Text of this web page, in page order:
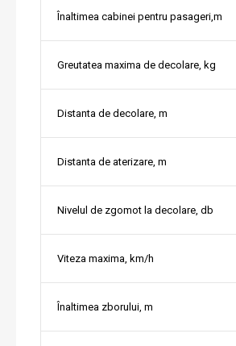
Înaltimea cabinei pentru pasageri,m
Greutatea maxima de decolare, kg
Distanta de decolare, m
Distanta de aterizare, m
Nivelul de zgomot la decolare, db
Viteza maxima, km/h
Înaltimea zborului, m